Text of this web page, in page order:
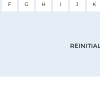
F G H I J K